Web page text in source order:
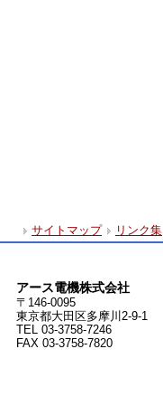
サイトマップ リンク集
アース電機株式会社
〒146-0095
東京都大田区多摩川2-9-1
TEL 03-3758-7246
FAX 03-3758-7820